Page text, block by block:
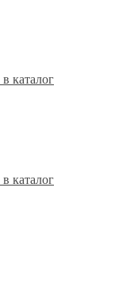
каталог
каталог